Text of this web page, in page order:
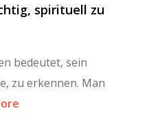
spirituell zu
bedeutet, sein
zu erkennen. Man